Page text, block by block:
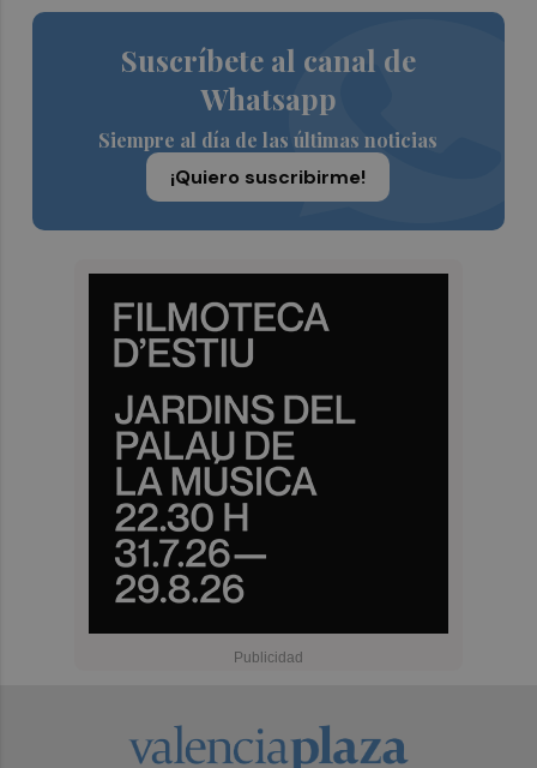
Suscríbete al canal de
Whatsapp
Siempre al día de las últimas noticias
¡Quiero suscribirme!